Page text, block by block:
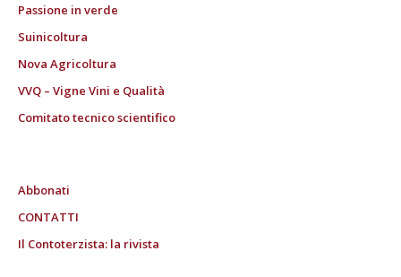
Passione in verde
Suinicoltura
Nova Agricoltura
VVQ – Vigne Vini e Qualità
Comitato tecnico scientifico
Abbonati
CONTATTI
Il Contoterzista: la rivista